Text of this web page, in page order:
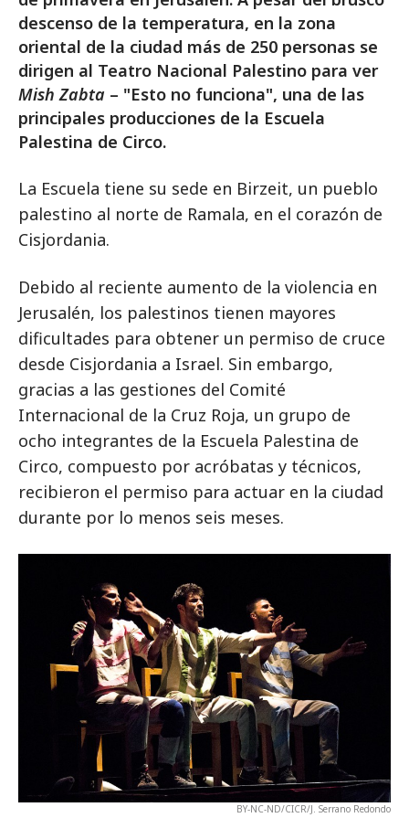
descenso de la temperatura, en la zona
oriental de la ciudad más de 250 personas se
dirigen al Teatro Nacional Palestino para ver
Mish Zabta – "Esto no funciona", una de las
principales producciones de la Escuela
Palestina de Circo.
La Escuela tiene su sede en Birzeit, un pueblo
palestino al norte de Ramala, en el corazón de
Cisjordania.
Debido al reciente aumento de la violencia en
Jerusalén, los palestinos tienen mayores
dificultades para obtener un permiso de cruce
desde Cisjordania a Israel. Sin embargo,
gracias a las gestiones del Comité
Internacional de la Cruz Roja, un grupo de
ocho integrantes de la Escuela Palestina de
Circo, compuesto por acróbatas y técnicos,
recibieron el permiso para actuar en la ciudad
durante por lo menos seis meses.
BY-NC-ND/CICR/J. Serrano Redondo